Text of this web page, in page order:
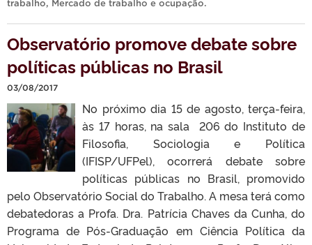
trabalho, Mercado de trabalho e ocupação.
Observatório promove debate sobre
políticas públicas no Brasil
03/08/2017
No próximo dia 15 de agosto, terça-feira,
às 17 horas, na sala 206 do Instituto de
Filosofia, Sociologia e Política
(IFISP/UFPel), ocorrerá debate sobre
políticas públicas no Brasil, promovido
pelo Observatório Social do Trabalho. A mesa terá como
debatedoras a Profa. Dra. Patrícia Chaves da Cunha, do
Programa de Pós-Graduação em Ciência Política da